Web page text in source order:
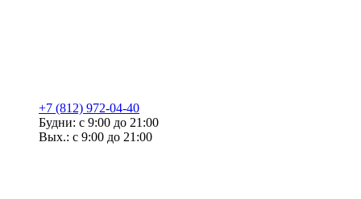
+7 (812) 972-04-40
Будни: с 9:00 до 21:00
Вых.: с 9:00 до 21:00